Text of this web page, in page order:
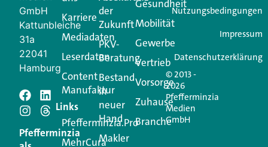
Jetzt anmelden
Schreiben Sie einen
Kommentar
GmbH
Kattunbleiche
31a
22041
Hamburg
Pfefferminzia
Karriere
Mediadaten
Leserdaten
Content
Manufaktur
Links
Pfefferminzia.Pro
MehrCura
der
Zukunft
PKV-
Beratung
Bestand
in
neuer
Hand
Makler
Gesundheit
Mobilität
Gewerbe
Vertrieb
Vorsorge
Zuhause
Branche
© 2013 -
2026
Pfefferminzia
Medien
GmbH
Nutzungsbedingungen
Impressum
Datenschutzerklärung